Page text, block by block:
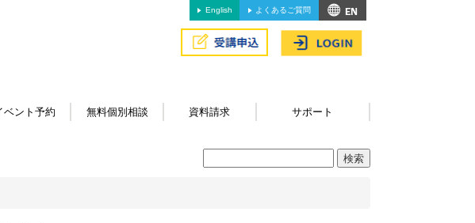
English よくあるご質問
ベント予約 無料個別相談 資料請求 サポート